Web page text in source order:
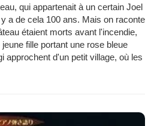
qui appartenait à un certain Joel
a de cela 100 ans. Mais on raconte
étaient morts avant l'incendie,
fille portant une rose bleue
approchent d'un petit village, où les